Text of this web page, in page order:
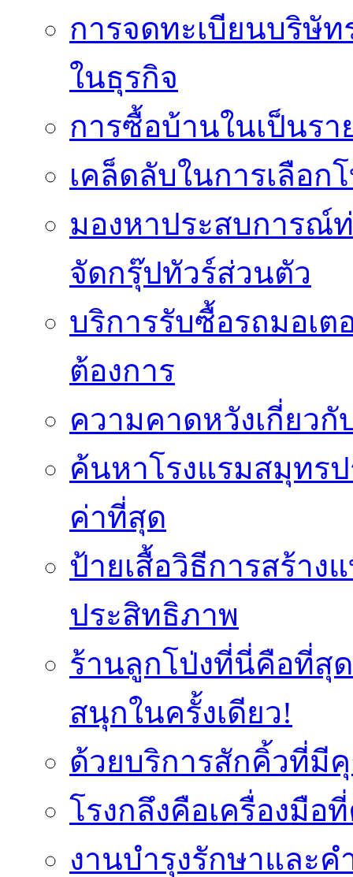
การจดทะเบียนบริษั
ในธุรกิจ
การซื้อบ้านในเป็นร
เคล็ดลับในการเลือก
มองหาประสบการณ์
จัดกรุ๊ปทัวร์ส่วนตัว
บริการรับซื้อรถมอเ
ต้องการ
ความคาดหวังเกี่ยวกั
ค้นหาโรงแรมสมุทร
ค่าที่สุด
ป้ายเสื้อวิธีการสร้า
ประสิทธิภาพ
ร้านลูกโป่งที่นี่คือที่สุ
สนุกในครั้งเดียว!
ด้วยบริการสักคิ้วที่มี
โรงกลึงคือเครื่องมื
งานบำรุงรักษาและ